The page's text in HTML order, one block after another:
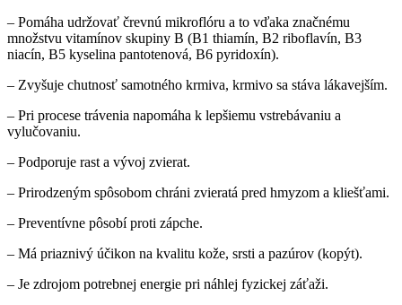
– Pomáha udržovať črevnú mikroflóru a to vďaka značnému
množstvu vitamínov skupiny B (B1 thiamín, B2 riboflavín, B3
niacín, B5 kyselina pantotenová, B6 pyridoxín).
– Zvyšuje chutnosť samotného krmiva, krmivo sa stáva lákavejším.
– Pri procese trávenia napomáha k lepšiemu vstrebávaniu a
vylučovaniu.
– Podporuje rast a vývoj zvierat.
– Prirodzeným spôsobom chráni zvieratá pred hmyzom a kliešťami.
– Preventívne pôsobí proti zápche.
– Má priaznivý účikon na kvalitu kože, srsti a pazúrov (kopýt).
– Je zdrojom potrebnej energie pri náhlej fyzickej záťaži.